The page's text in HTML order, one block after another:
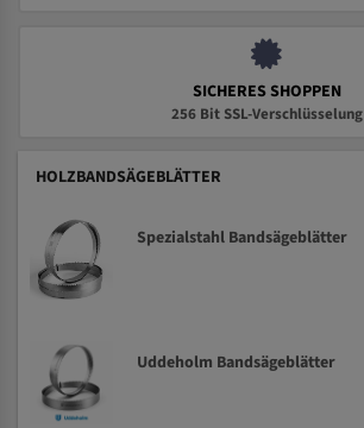
SICHERES SHOPPEN
256 Bit SSL-Verschlüsselung
HOLZBANDSÄGEBLÄTTER
Spezialstahl Bandsägeblätter
Uddeholm Bandsägeblätter